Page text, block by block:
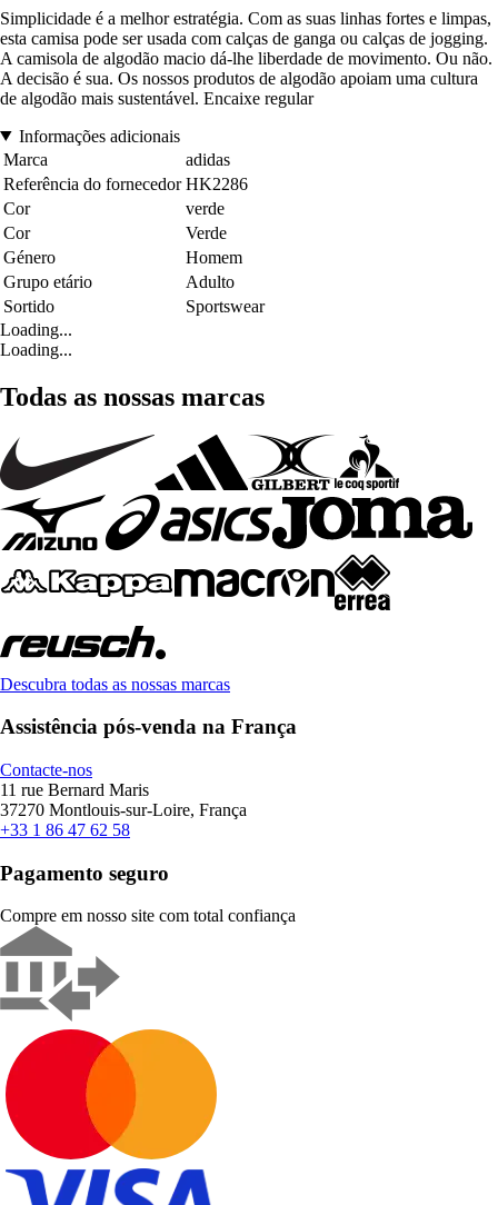
Simplicidade é a melhor estratégia. Com as suas linhas fortes e limpas,
esta camisa pode ser usada com calças de ganga ou calças de jogging.
A camisola de algodão macio dá-lhe liberdade de movimento. Ou não.
A decisão é sua. Os nossos produtos de algodão apoiam uma cultura
de algodão mais sustentável. Encaixe regular
Informações adicionais
Marca
adidas
Referência do fornecedor HK2286
Cor
verde
Cor
Verde
Género
Homem
Grupo etário
Adulto
Sortido
Sportswear
Loading...
Loading...
Todas as nossas marcas
Descubra todas as nossas marcas
Assistência pós-venda na França
Contacte-nos
11 rue Bernard Maris
37270 Montlouis-sur-Loire, França
+33 1 86 47 62 58
Pagamento seguro
Compre em nosso site com total confiança